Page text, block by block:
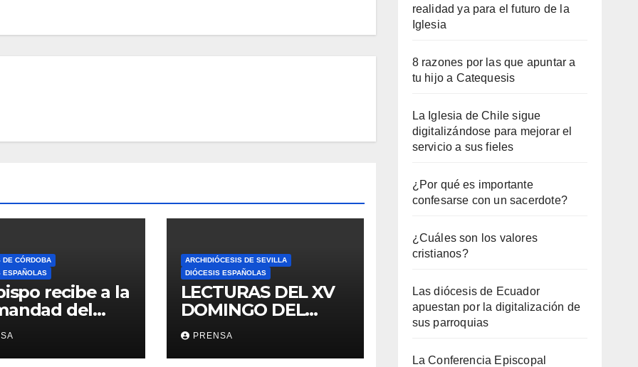
DE CÓRDOBA
ESPAÑOLAS
recibe a la
del
ARCHIDIÓCESIS DE SEVILLA
DIÓCESIS ESPAÑOLAS
LECTURAS DEL XV
DOMINGO DEL
TIEMPO
ORDINARIO (A)
PRENSA
realidad ya para el futuro de la
Iglesia
8 razones por las que apuntar a
tu hijo a Catequesis
La Iglesia de Chile sigue
digitalizándose para mejorar el
servicio a sus fieles
¿Por qué es importante
confesarse con un sacerdote?
¿Cuáles son los valores
cristianos?
Las diócesis de Ecuador
apuestan por la digitalización de
sus parroquias
La Conferencia Episcopal